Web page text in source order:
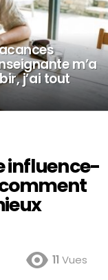
m’a
j’ai tout
influence-
11 Vues